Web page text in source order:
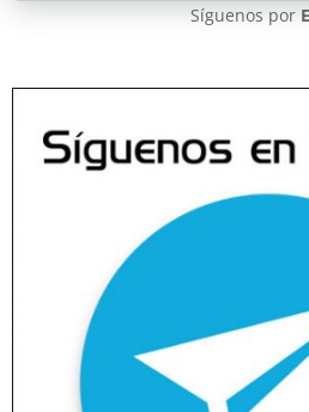
Síguenos por